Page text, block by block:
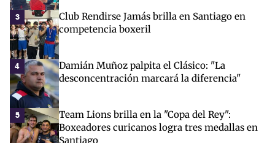
3
Club Rendirse Jamás brilla en Santiago en
competencia boxeril
4
Damián Muñoz palpita el Clásico: "La
desconcentración marcará la diferencia"
5
Team Lions brilla en la "Copa del Rey":
Boxeadores curicanos logra tres medallas en
Santiago